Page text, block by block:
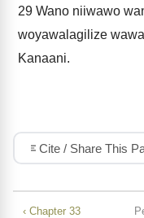
29 Wano niiwawo
woyawalagilize
Kanaani.
Cite / Share This
‹ Chapter 33